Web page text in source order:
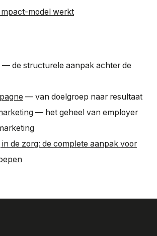
model werkt
— de structurele aanpak achter de
— van doelgroep naar resultaat
— het geheel van employer
de zorg: de complete aanpak voor